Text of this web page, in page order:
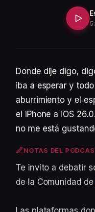
Donde dije digo,
iba a esperar y
aburrimiento y el
el iPhone a iOS
no me está
NOTAS DEL
Te invito a debatir
de la Comunidad de